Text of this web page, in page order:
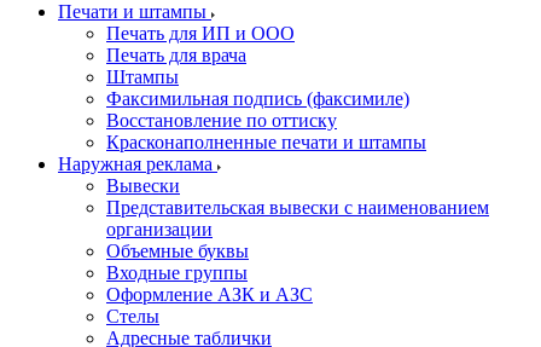
Печати и штампы
Печать для ИП и ООО
Печать для врача
Штампы
Факсимильная подпись (факсимиле)
Восстановление по оттиску
Красконаполненные печати и штампы
Наружная реклама
Вывески
Представительская вывески с наименованием
организации
Объемные буквы
Входные группы
Оформление АЗК и АЗС
Стелы
Адресные таблички